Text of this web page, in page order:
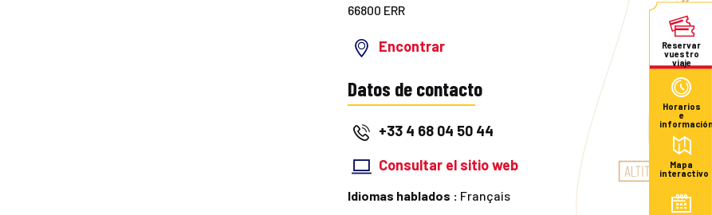
Reservar
vuestro
viaje
Horarios
e
Mapa
interactivo
66800 ERR
Encontrar
Datos de contacto
+33 4 68 04 50 44
Consultar el sitio web
Idiomas hablados : Français